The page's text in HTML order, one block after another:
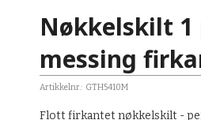
Nøkkelskilt 1
messing
Artikkelnr.: GTH5410M
Flott firkantet nøkkelskilt -